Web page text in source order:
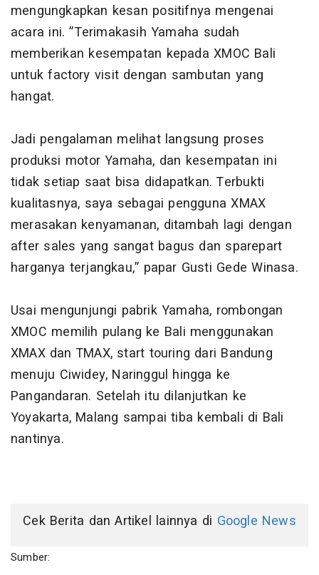
mengungkapkan kesan positifnya mengenai
acara ini. ”Terimakasih Yamaha sudah
memberikan kesempatan kepada XMOC Bali
untuk factory visit dengan sambutan yang
hangat.
Jadi pengalaman melihat langsung proses
produksi motor Yamaha, dan kesempatan ini
tidak setiap saat bisa didapatkan. Terbukti
kualitasnya, saya sebagai pengguna XMAX
merasakan kenyamanan, ditambah lagi dengan
after sales yang sangat bagus dan sparepart
harganya terjangkau,” papar Gusti Gede Winasa.
Usai mengunjungi pabrik Yamaha, rombongan
XMOC memilih pulang ke Bali menggunakan
XMAX dan TMAX, start touring dari Bandung
menuju Ciwidey, Naringgul hingga ke
Pangandaran. Setelah itu dilanjutkan ke
Yoyakarta, Malang sampai tiba kembali di Bali
nantinya.
Cek Berita dan Artikel lainnya di Google News
Sumber: